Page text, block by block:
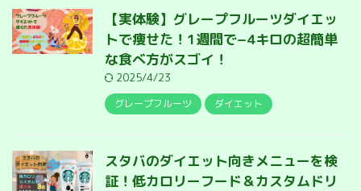
【実体験】グレープフルーツダイエッ
トで痩せた！1週間で−4キロの超簡単
な食べ方がスゴイ！
2025/4/23
グレープフルーツ ダイエット
スタバのダイエット向きメニューを検
証！低カロリーフード＆カスタムドリ